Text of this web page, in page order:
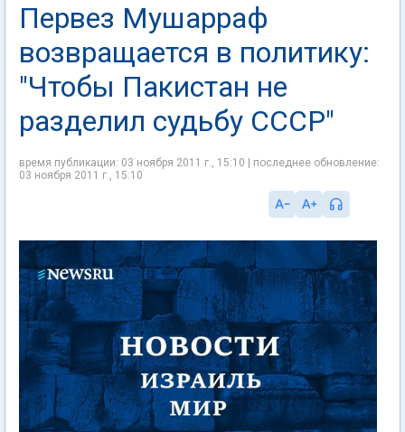
Первез Мушарраф
возвращается в политику:
"Чтобы Пакистан не
разделил судьбу СССР"
время публикации: 03 ноября 2011 г., 15:10 | последнее обновление:
03 ноября 2011 г., 15:10